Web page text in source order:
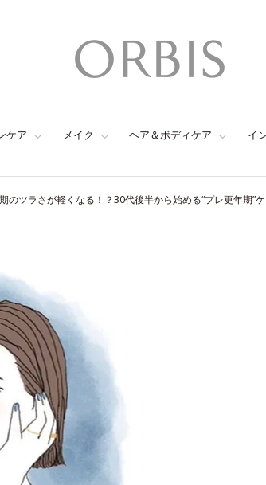
ケア メイク ヘア＆ボディケア イ
のツラさが軽くなる！？30代後半から始める“プレ更年期